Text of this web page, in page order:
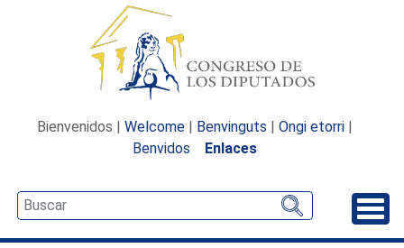
Bienvenidos | Welcome | Benvinguts | Ongi etorri |
Benvidos
Enlaces